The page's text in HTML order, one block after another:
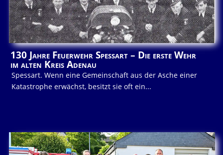
130 Jahre Feuerwehr Spessart – Die erste Wehr
im alten Kreis Adenau
Spessart. Wenn eine Gemeinschaft aus der Asche einer
Katastrophe erwächst, besitzt sie oft ein...